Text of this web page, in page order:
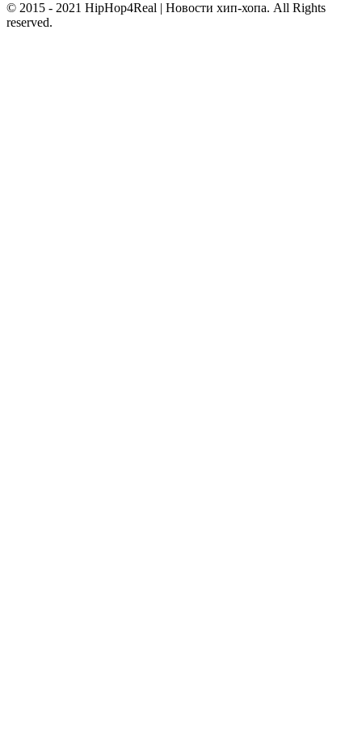
© 2015 - 2021 HipHop4Real | Новости хип-хопа. All Rights
reserved.